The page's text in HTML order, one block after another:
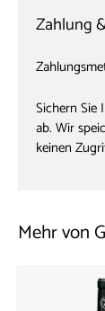
Zahlung
Sichern Sie
ab. Wir
keinen
Mehr von